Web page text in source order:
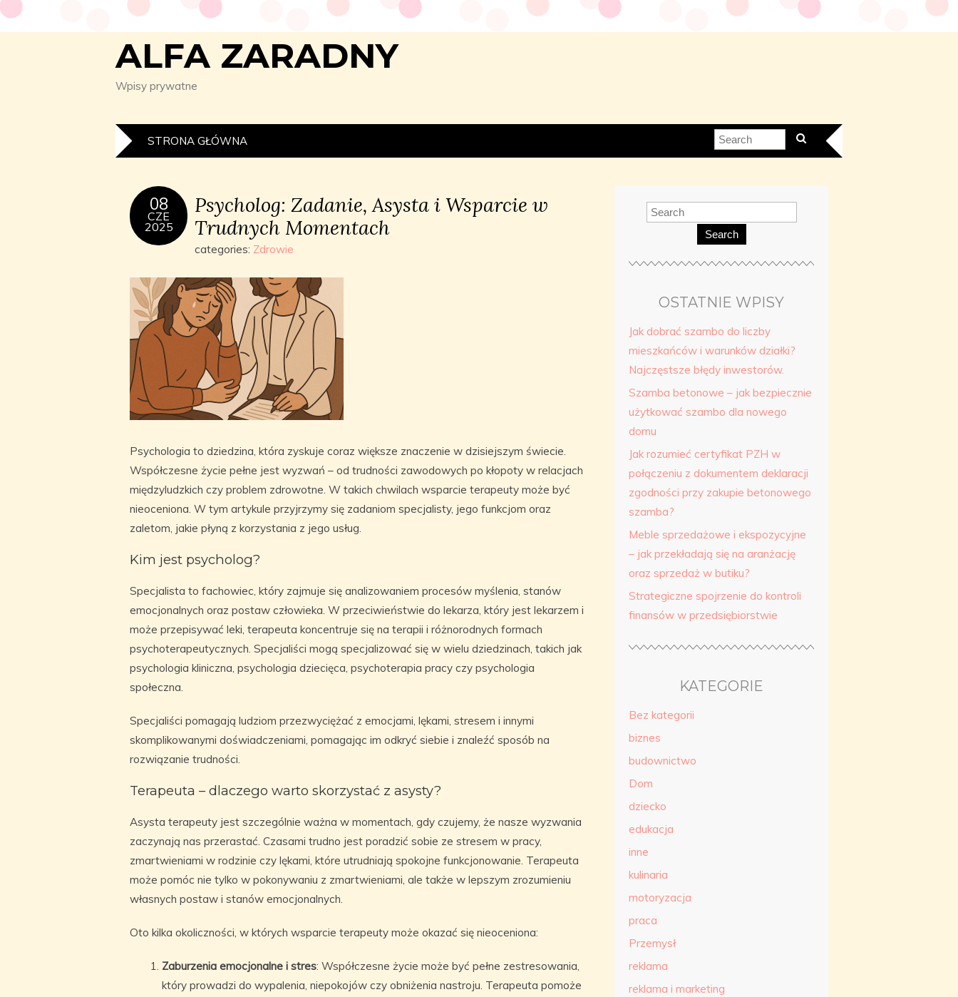
ALFA ZARADNY
Wpisy prywatne
STRONA GŁÓWNA
08
CZE
2025
Psycholog: Zadanie, Asysta i Wsparcie w
Trudnych Momentach
categories: Zdrowie
Psychologia to dziedzina, która zyskuje coraz większe znaczenie w dzisiejszym świecie.
Współczesne życie pełne jest wyzwań – od trudności zawodowych po kłopoty w relacjach
międzyludzkich czy problem zdrowotne. W takich chwilach wsparcie terapeuty może być
nieoceniona. W tym artykule przyjrzymy się zadaniom specjalisty, jego funkcjom oraz
zaletom, jakie płyną z korzystania z jego usług.
Kim jest psycholog?
Specjalista to fachowiec, który zajmuje się analizowaniem procesów myślenia, stanów
emocjonalnych oraz postaw człowieka. W przeciwieństwie do lekarza, który jest lekarzem i
może przepisywać leki, terapeuta koncentruje się na terapii i różnorodnych formach
psychoterapeutycznych. Specjaliści mogą specjalizować się w wielu dziedzinach, takich jak
psychologia kliniczna, psychologia dziecięca, psychoterapia pracy czy psychologia
społeczna.
Specjaliści pomagają ludziom przezwyciężać z emocjami, lękami, stresem i innymi
skomplikowanymi doświadczeniami, pomagając im odkryć siebie i znaleźć sposób na
rozwiązanie trudności.
Terapeuta – dlaczego warto skorzystać z asysty?
Asysta terapeuty jest szczególnie ważna w momentach, gdy czujemy, że nasze wyzwania
zaczynają nas przerastać. Czasami trudno jest poradzić sobie ze stresem w pracy,
zmartwieniami w rodzinie czy lękami, które utrudniają spokojne funkcjonowanie. Terapeuta
może pomóc nie tylko w pokonywaniu z zmartwieniami, ale także w lepszym zrozumieniu
własnych postaw i stanów emocjonalnych.
Oto kilka okoliczności, w których wsparcie terapeuty może okazać się nieoceniona:
Zaburzenia emocjonalne i stres: Współczesne życie może być pełne zestresowania,
który prowadzi do wypalenia, niepokojów czy obniżenia nastroju. Terapeuta pomoże
Search
OSTATNIE WPISY
Jak dobrać szambo do liczby
mieszkańców i warunków działki?
Najczęstsze błędy inwestorów.
Szamba betonowe – jak bezpiecznie
użytkować szambo dla nowego
domu
Jak rozumieć certyfikat PZH w
połączeniu z dokumentem deklaracji
zgodności przy zakupie betonowego
szamba?
Meble sprzedażowe i ekspozycyjne
– jak przekładają się na aranżację
oraz sprzedaż w butiku?
Strategiczne spojrzenie do kontroli
finansów w przedsiębiorstwie
KATEGORIE
Bez kategorii
biznes
budownictwo
Dom
dziecko
edukacja
inne
kulinaria
motoryzacja
praca
Przemysł
reklama
reklama i marketing